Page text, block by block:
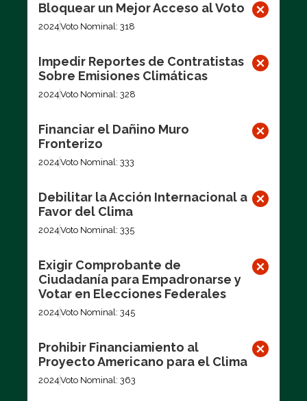
Bloquear un Mejor Acceso al Voto
2024Voto Nominal: 318
Impedir Reportes de Contratistas
Sobre Emisiones Climáticas
2024Voto Nominal: 328
Financiar el Dañino Muro
Fronterizo
2024Voto Nominal: 333
Debilitar la Acción Internacional a
Favor del Clima
2024Voto Nominal: 335
Exigir Comprobante de
Ciudadanía para Empadronarse y
Votar en Elecciones Federales
2024Voto Nominal: 345
Prohibir Financiamiento al
Proyecto Americano para el Clima
2024Voto Nominal: 363